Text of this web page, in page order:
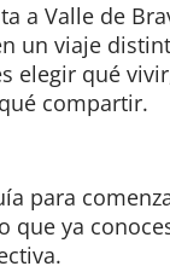
a Valle de
un viaje
elegir qué
compartir.
para
que ya